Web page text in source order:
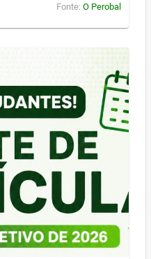
Fonte: O Perobal